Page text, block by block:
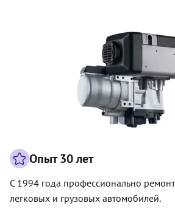
Опыт 30 лет
С 1994 года профессионально
легковых и грузовых автомобилей.